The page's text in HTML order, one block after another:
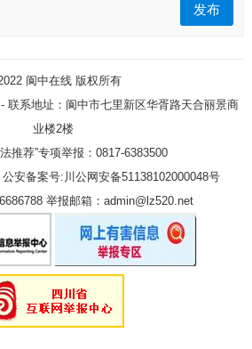
发布
阆中在线版权所有
联系地址：阆中市七里新区华胥路天合丽景商
业楼2楼
推荐”专项举报：0817-6383500
公安备案号:川公网安备51138102000048号
举报邮箱：admin@lz520.net